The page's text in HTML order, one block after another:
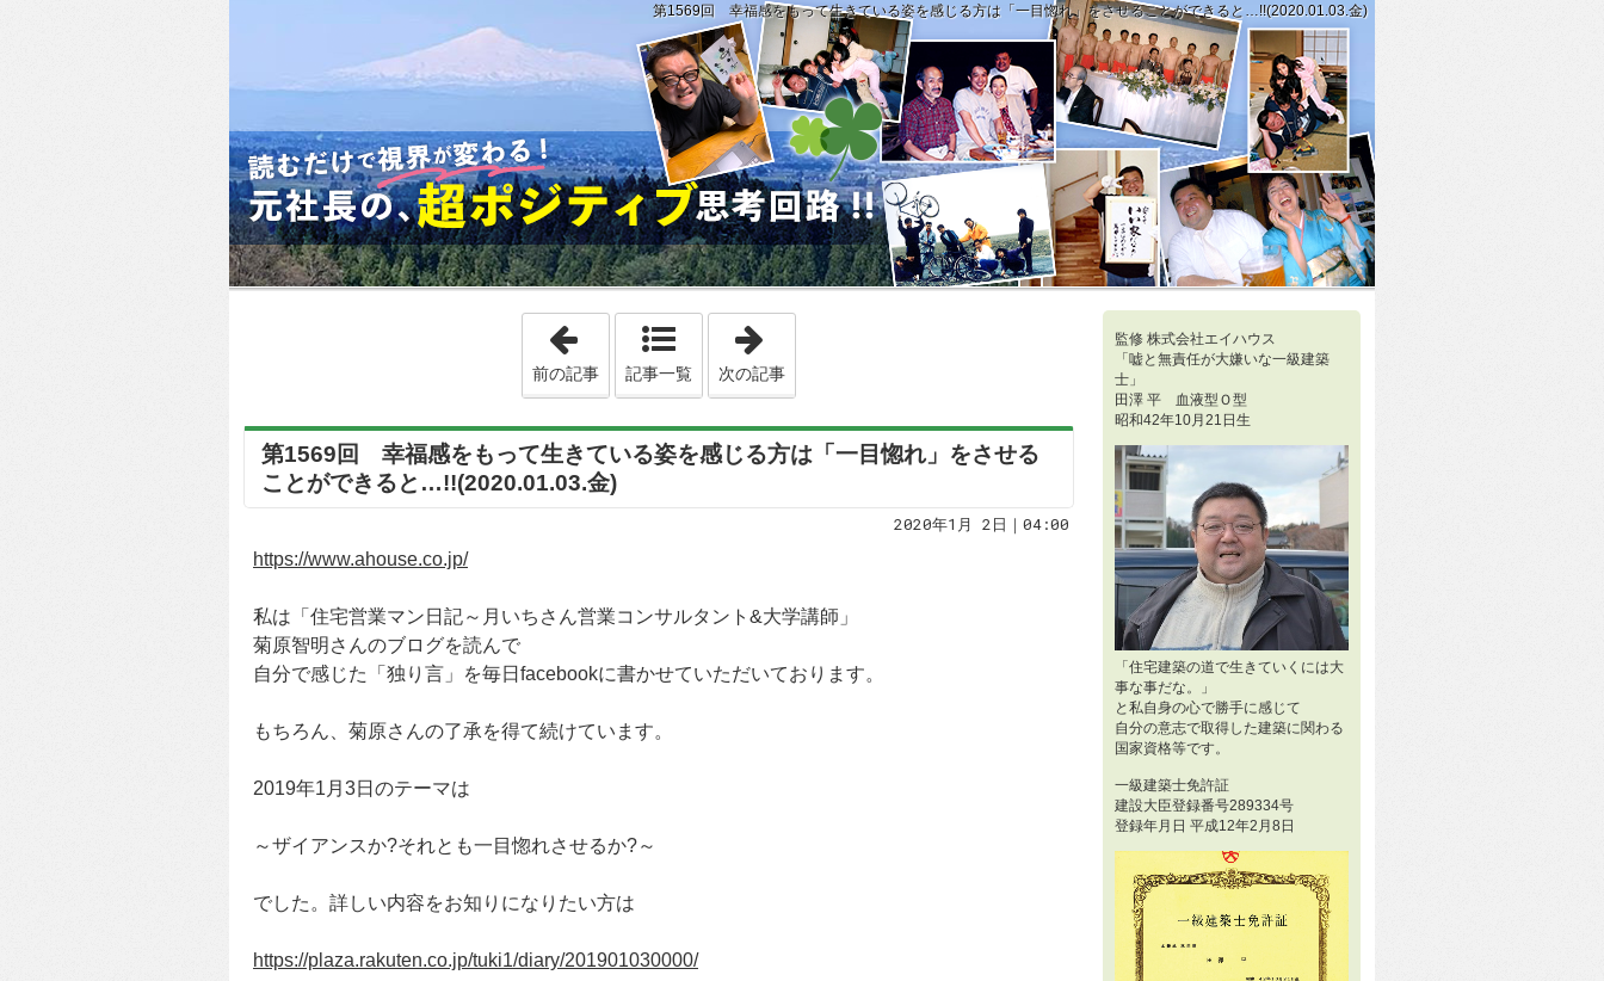
第1569回 幸福感をもって生きている姿を感じる方は「一目惚れ」をさせることができると…!!(2020.01.03.金)
「第1568回 基本は素の自分が見えるような文章でなくては意味がないと思って…!!(2020.01.02.木)」
前の記事 記事一覧 次の記事
第1569回 幸福感をもって生きている姿を感じる方は「一目惚れ」をさせる
ことができると…!!(2020.01.03.金)
2020年1月 2日｜04:00
https://www.ahouse.co.jp/
私は「住宅営業マン日記～月いちさん営業コンサルタント&大学講師」
菊原智明さんのブログを読んで
自分で感じた「独り言」を毎日facebookに書かせていただいております。
もちろん、菊原さんの了承を得て続けています。
2019年1月3日のテーマは
～ザイアンスか?それとも一目惚れさせるか?～
でした。詳しい内容をお知りになりたい方は
https://plaza.rakuten.co.jp/tuki1/diary/201901030000/
監修 株式会社エイハウス
「嘘と無責任が大嫌いな一級建築
士」
田澤 平 血液型Ｏ型
昭和42年10月21日生
「住宅建築の道で生きていくには大
事な事だな。」
と私自身の心で勝手に感じて
自分の意志で取得した建築に関わる
国家資格等です。
一級建築士免許証
建設大臣登録番号289334号
登録年月日 平成12年2月8日